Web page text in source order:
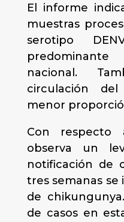
El informe
muestras
serotipo
nacional.
circulación
menor
Con respecto
observa un
notificación de
tres semanas se
de
de casos en